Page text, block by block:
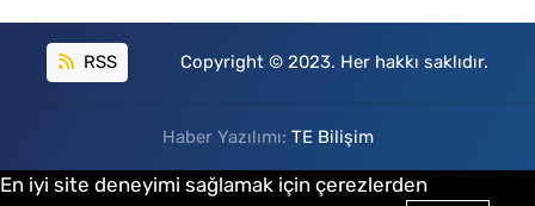
RSS Copyright © 2023. Her hakkı saklıdır.
Haber Yazılımı: TE Bilişim
En iyi site deneyimi sağlamak için çerezlerden